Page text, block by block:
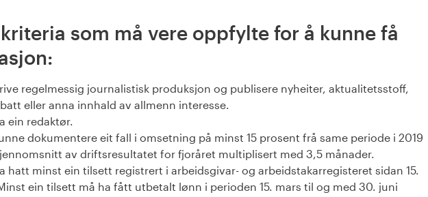
som må vere oppfylte for å kunne få
regelmessig journalistisk produksjon og publisere nyheiter, aktualitetsstoff,
eller anna innhald av allmenn interesse.
ein redaktør.
dokumentere eit fall i omsetning på minst 15 prosent frå same periode i 2019
av driftsresultatet for fjoråret multiplisert med 3,5 månader.
hatt minst ein tilsett registrert i arbeidsgivar- og arbeidstakarregisteret sidan 15.
ein tilsett må ha fått utbetalt lønn i perioden 15. mars til og med 30. juni